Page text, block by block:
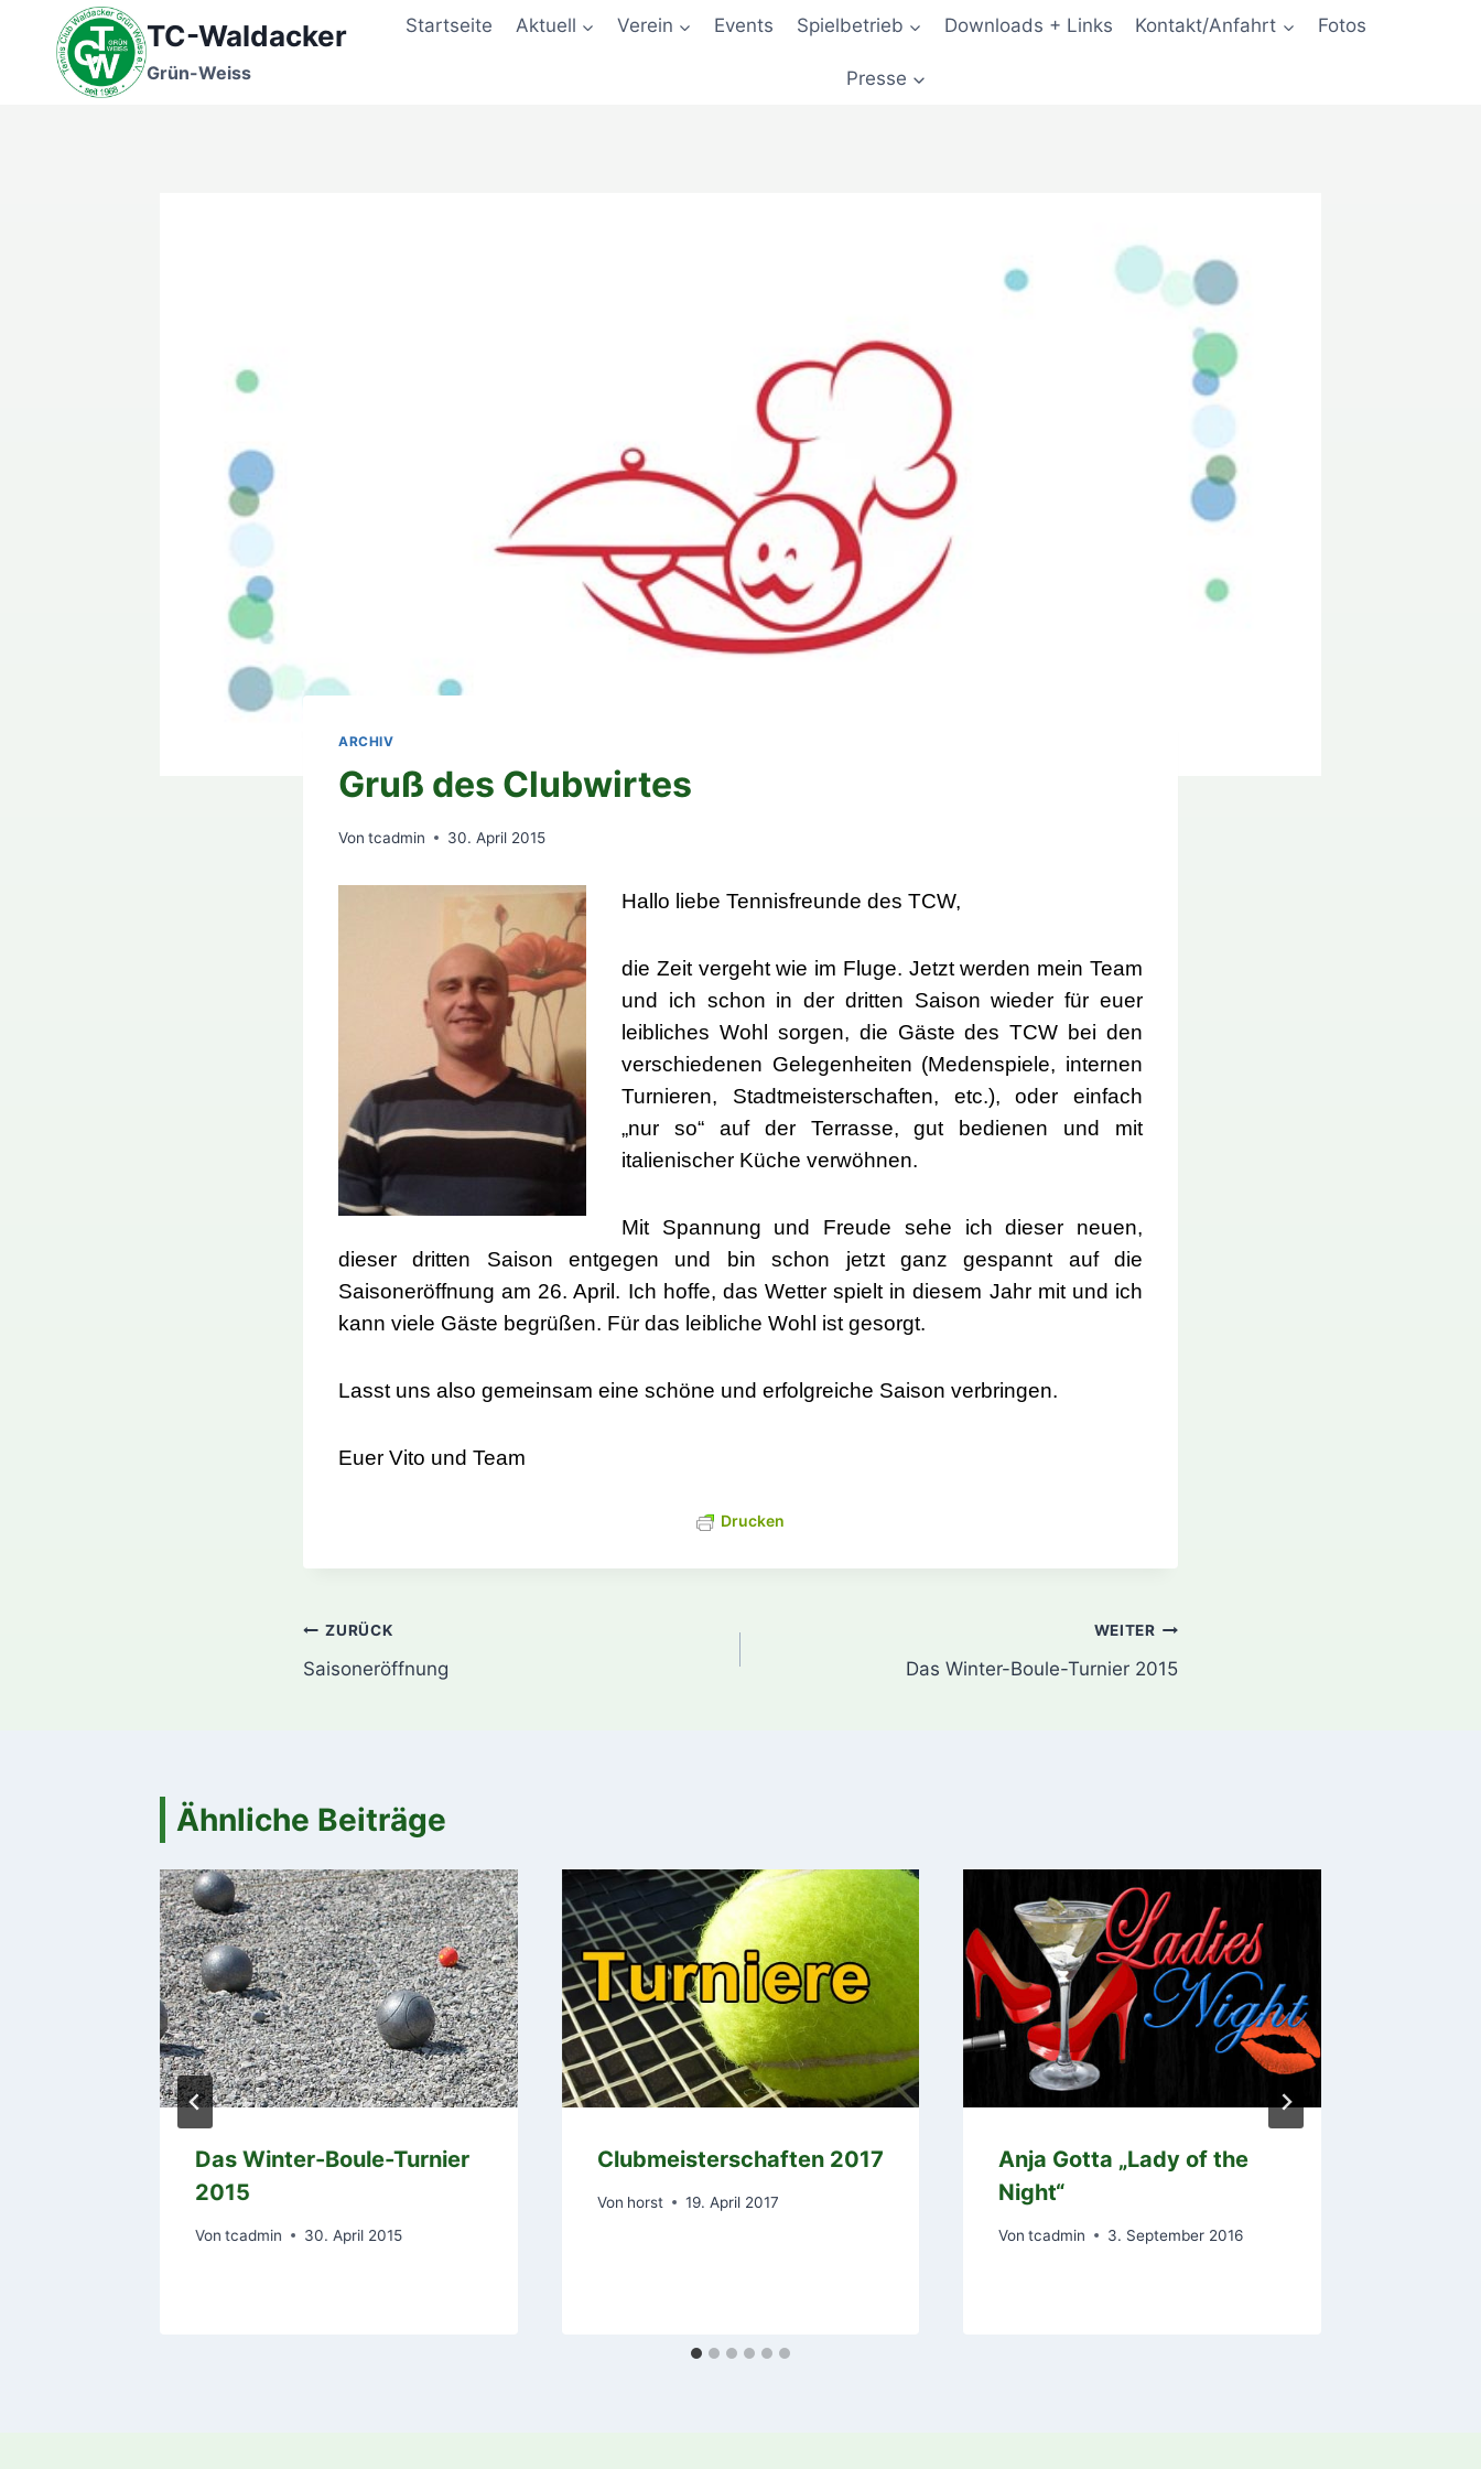
springen
TC-Waldacker
Grün-Weiss
Startseite Aktuell Verein Events Spielbetrieb Downloads + Links Kontakt/Anfahrt Fotos
Presse
ARCHIV
Gruß des Clubwirtes
Von tcadmin 30. April 2015
Hallo liebe Tennisfreunde des TCW,
die Zeit vergeht wie im Fluge. Jetzt werden mein Team
und ich schon in der dritten Saison wieder für euer
leibliches Wohl sorgen, die Gäste des TCW bei den
verschiedenen Gelegenheiten (Medenspiele, internen
Turnieren, Stadtmeisterschaften, etc.), oder einfach
„nur so“ auf der Terrasse, gut bedienen und mit
italienischer Küche verwöhnen.
Mit Spannung und Freude sehe ich dieser neuen,
dieser dritten Saison entgegen und bin schon jetzt ganz gespannt auf die
Saisoneröffnung am 26. April. Ich hoffe, das Wetter spielt in diesem Jahr mit und ich
kann viele Gäste begrüßen. Für das leibliche Wohl ist gesorgt.
Lasst uns also gemeinsam eine schöne und erfolgreiche Saison verbringen.
Euer Vito und Team
Drucken
Beitragsnavigation
ZURÜCK
Saisoneröffnung
WEITER
Das Winter-Boule-Turnier 2015
Ähnliche Beiträge
Das Winter-Boule-Turnier
2015
Von tcadmin 30. April 2015
Clubmeisterschaften 2017
Von horst 19. April 2017
Anja Gotta „Lady of the
Night“
Von tcadmin 3. September 2016